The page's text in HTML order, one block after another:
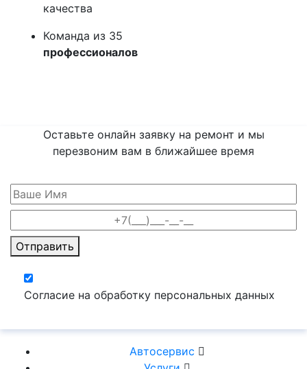
качества
Команда из 35
профессионалов
Оставьте онлайн заявку на ремонт и мы
перезвоним вам в ближайшее время
Отправить
Согласие на обработку персональных данных
Автосервис